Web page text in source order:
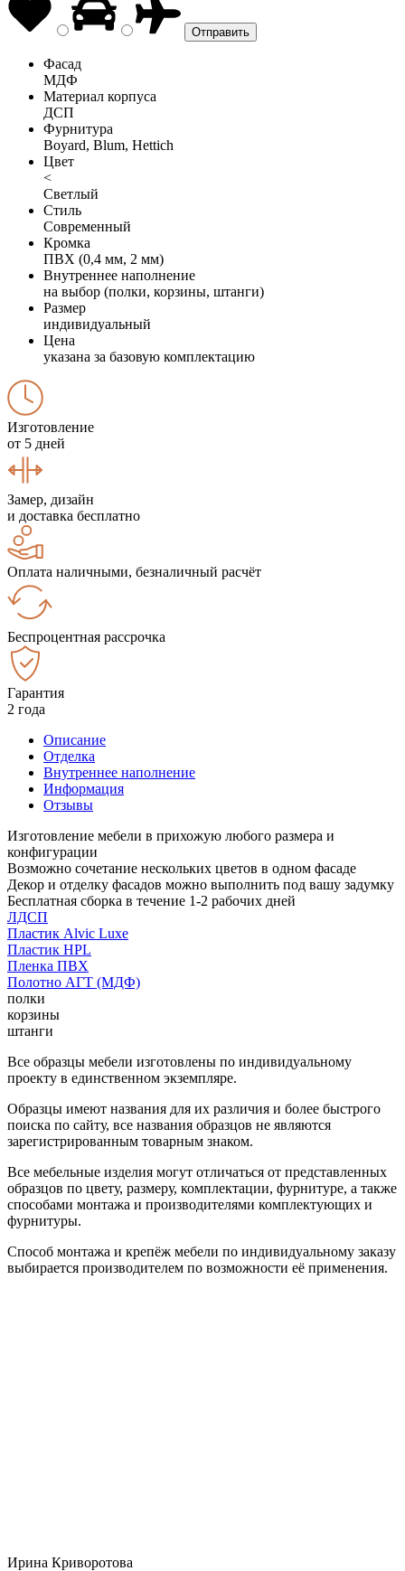
Фасад
МДФ
Материал корпуса
ДСП
Фурнитура
Boyard, Blum, Hettich
Цвет
<
Светлый
Стиль
Современный
Кромка
ПВХ (0,4 мм, 2 мм)
Внутреннее наполнение
на выбор (полки, корзины, штанги)
Размер
индивидуальный
Цена
указана за базовую комплектацию
Изготовление
от 5 дней
Замер, дизайн
и доставка бесплатно
Оплата наличными, безналичный расчёт
Беспроцентная рассрочка
Гарантия
2 года
Описание
Отделка
Внутреннее наполнение
Информация
Отзывы
Изготовление мебели в прихожую любого размера и
конфигурации
Возможно сочетание нескольких цветов в одном фасаде
Декор и отделку фасадов можно выполнить под вашу задумку
Бесплатная сборка в течение 1-2 рабочих дней
ЛДСП
Пластик Alvic Luxe
Пластик HPL
Пленка ПВХ
Полотно АГТ (МДФ)
полки
корзины
штанги
Все образцы мебели изготовлены по индивидуальному
проекту в единственном экземпляре.
Образцы имеют названия для их различия и более быстрого
поиска по сайту, все названия образцов не являются
зарегистрированным товарным знаком.
Все мебельные изделия могут отличаться от представленных
образцов по цвету, размеру, комплектации, фурнитуре, а также
способами монтажа и производителями комплектующих и
фурнитуры.
Способ монтажа и крепёж мебели по индивидуальному заказу
выбирается производителем по возможности её применения.
Ирина Криворотова